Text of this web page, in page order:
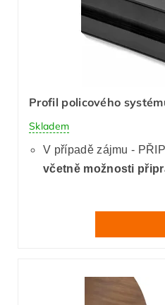
Profil policového
Skladem
V případě zájmu -
včetně možnosti